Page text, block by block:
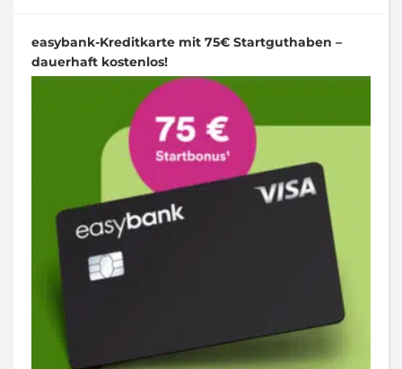
easybank-Kreditkarte mit 75€ Startguthaben –
dauerhaft kostenlos!